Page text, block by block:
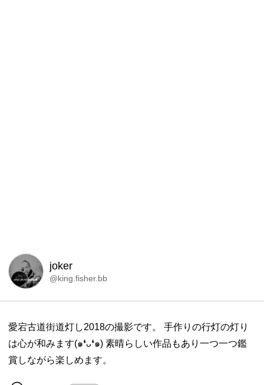
joker
@king.fisher.bb
愛宕古道街道灯し2018の撮影です。 手作りの行灯の灯り
は心が和みます(๑❛ᴗ❛๑) 素晴らしい作品もあり一つ一つ鑑
賞しながら楽しめます。